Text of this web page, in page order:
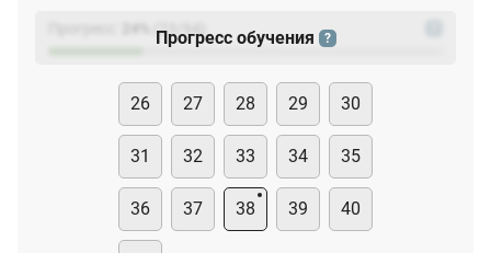
(23
Прогресс обучения ?
26 27 28 29 30
31 32 33 34 35
36 37 38 39 40